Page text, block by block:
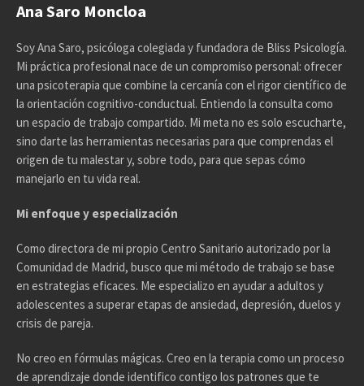
Ana Saro Moncloa
Soy Ana Saro, psicóloga colegiada y fundadora de Bliss Psicología.
Mi práctica profesional nace de un compromiso personal: ofrecer
una psicoterapia que combine la cercanía con el rigor científico de
la orientación cognitivo-conductual. Entiendo la consulta como
un espacio de trabajo compartido. Mi meta no es solo escucharte,
sino darte las herramientas necesarias para que comprendas el
origen de tu malestar y, sobre todo, para que sepas cómo
manejarlo en tu vida real.
Mi enfoque y especialización
Como directora de mi propio Centro Sanitario autorizado por la
Comunidad de Madrid, busco que mi método de trabajo se base
en estrategias eficaces. Me especializo en ayudar a adultos y
adolescentes a superar etapas de ansiedad, depresión, duelos y
crisis de pareja.
No creo en fórmulas mágicas. Creo en la terapia como un proceso
de aprendizaje donde identifico contigo los patrones que te